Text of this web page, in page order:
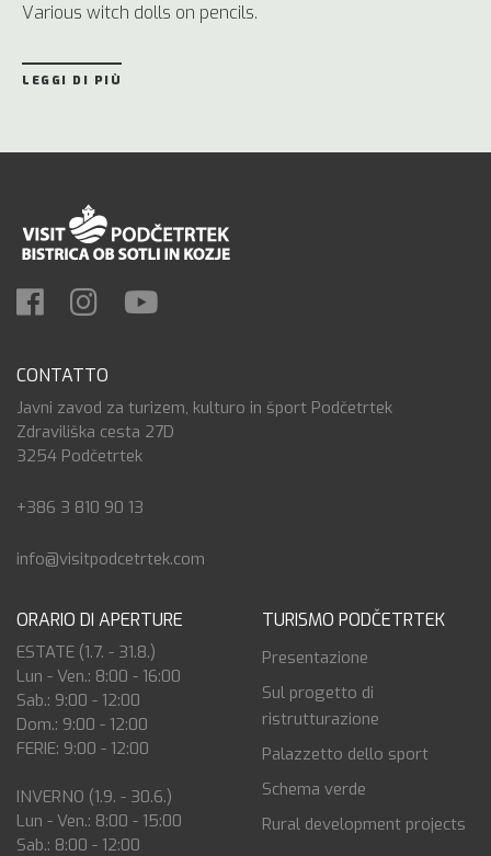
Various witch dolls on pencils.
LEGGI DI PIÙ
CONTATTO
Javni zavod za turizem, kulturo in šport Podčetrtek
Zdraviliška cesta 27D
3254 Podčetrtek
+386 3 810 90 13
info@visitpodcetrtek.com
ORARIO DI APERTURE
ESTATE (1.7. - 31.8.)
Lun - Ven.: 8:00 - 16:00
Sab.: 9:00 - 12:00
Dom.: 9:00 - 12:00
FERIE: 9:00 - 12:00
INVERNO (1.9. - 30.6.)
Lun - Ven.: 8:00 - 15:00
Sab.: 8:00 - 12:00
TURISMO PODČETRTEK
Presentazione
Sul progetto di
ristrutturazione
Palazzetto dello sport
Schema verde
Rural development projects